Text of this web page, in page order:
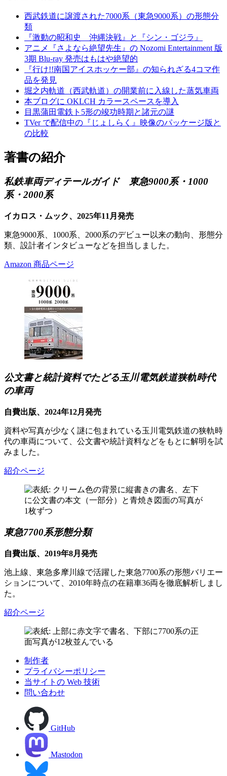
西武鉄道に譲渡された7000系（東急9000系）の形態分
類
『激動の昭和史 沖縄決戦』と『シン・ゴジラ』
アニメ『さよなら絶望先生』の Nozomi Entertainment 版
3期 Blu-ray 発売はもはや絶望的
『行け!!南国アイスホッケー部』の知られざる4コマ作
品を発見
堀之内軌道（西武軌道）の開業前に入線した蒸気車両
本ブログに OKLCH カラースペースを導入
目黒蒲田電鉄ト5形の竣功時期と諸元の謎
TVer で配信中の『じょしらく』映像のパッケージ版と
の比較
著書の紹介
私鉄車両ディテールガイド 東急9000系・1000
系・2000系
イカロス・ムック、2025年11月発売
東急9000系、1000系、2000系のデビュー以来の動向、形態分
類、設計者インタビューなどを担当しました。
Amazon 商品ページ
公文書と統計資料でたどる玉川電気鉄道狭軌時代
の車両
自費出版、2024年12月発売
資料や写真が少なく謎に包まれている玉川電気鉄道の狭軌時
代の車両について、公文書や統計資料などをもとに解明を試
みました。
紹介ページ
東急7700系形態分類
自費出版、2019年8月発売
池上線、東急多摩川線で活躍した東急7700系の形態バリエー
ションについて、2010年時点の在籍車36両を徹底解析しまし
た。
紹介ページ
制作者
プライバシーポリシー
当サイトの Web 技術
問い合わせ
GitHub
Mastodon